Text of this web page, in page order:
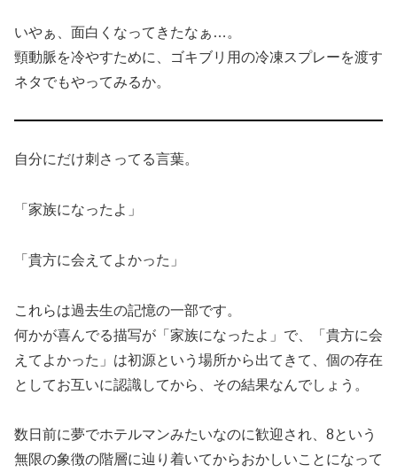
いやぁ、面白くなってきたなぁ…。
頸動脈を冷やすために、ゴキブリ用の冷凍スプレーを渡す
ネタでもやってみるか。
自分にだけ刺さってる言葉。
「家族になったよ」
「貴方に会えてよかった」
これらは過去生の記憶の一部です。
何かが喜んでる描写が「家族になったよ」で、「貴方に会
えてよかった」は初源という場所から出てきて、個の存在
としてお互いに認識してから、その結果なんでしょう。
数日前に夢でホテルマンみたいなのに歓迎され、8という
無限の象徴の階層に辿り着いてからおかしいことになって